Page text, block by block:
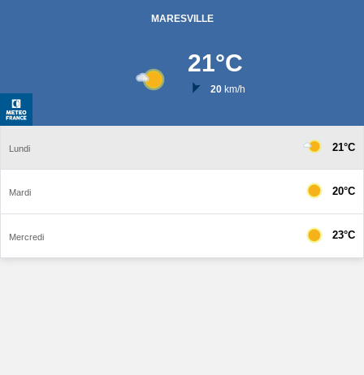
MARESVILLE
21°C
20km/h
Lundi 21°C
Mardi 20°C
Mercredi 23°C